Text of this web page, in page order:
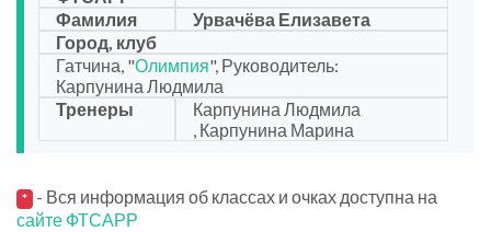
Фамилия
Урвачёва Елизавета
Город, клуб
Гатчина, "Олимпия", Руководитель:
Карпунина Людмила
Тренеры
Карпунина Людмила
, Карпунина Марина
* - Вся информация об классах и очках доступна на
сайте ФТСАРР